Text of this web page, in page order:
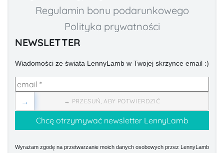
Regulamin bonu podarunkowego
Polityka prywatności
NEWSLETTER
Wiadomości ze świata LennyLamb w Twojej skrzynce email :)
→ PRZESUŃ, ABY POTWIERDZIĆ
→
Wyrażam zgodę na przetwarzanie moich danych osobowych przez LennyLamb